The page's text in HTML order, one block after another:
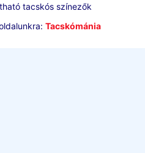
tacskós színezők
Tacskómánia